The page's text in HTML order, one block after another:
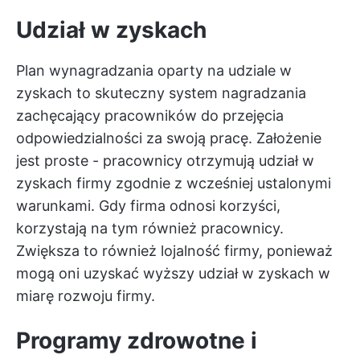
Udział w zyskach
Plan wynagradzania oparty na udziale w
zyskach to skuteczny system nagradzania
zachęcający pracowników do przejęcia
odpowiedzialności za swoją pracę. Założenie
jest proste - pracownicy otrzymują udział w
zyskach firmy zgodnie z wcześniej ustalonymi
warunkami. Gdy firma odnosi korzyści,
korzystają na tym również pracownicy.
Zwiększa to również lojalność firmy, ponieważ
mogą oni uzyskać wyższy udział w zyskach w
miarę rozwoju firmy.
Programy zdrowotne i